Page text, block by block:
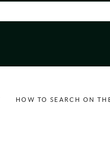
HOW TO SEARCH ON